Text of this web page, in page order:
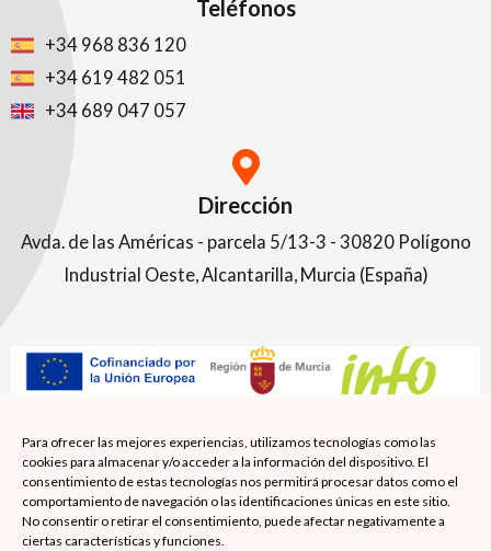
Para ofrecer las mejores experiencias, utilizamos tecnologías como las
cookies para almacenar y/o acceder a la información del dispositivo. El
consentimiento de estas tecnologías nos permitirá procesar datos como el
comportamiento de navegación o las identificaciones únicas en este sitio.
No consentir o retirar el consentimiento, puede afectar negativamente a
ciertas características y funciones.
Teléfonos
+34 968 836 120
+34 619 482 051
+34 689 047 057
Dirección
Avda. de las Américas - parcela 5/13-3 - 30820 Polígono
Industrial Oeste, Alcantarilla, Murcia (España)
Esta empresa ha sido beneficiaria del Cheque de
Internacionalización, subvencionado por el Instituto de
Fomento de la Región de Murcia (INFO) y cofinanciado por